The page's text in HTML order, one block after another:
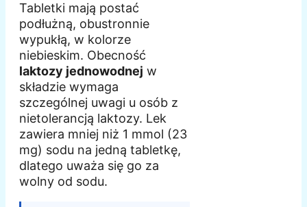
Tabletki mają postać
podłużną, obustronnie
wypukłą, w kolorze
niebieskim. Obecność
laktozy jednowodnej w
składzie wymaga
szczególnej uwagi u osób z
nietolerancją laktozy. Lek
zawiera mniej niż 1 mmol (23
mg) sodu na jedną tabletkę,
dlatego uważa się go za
wolny od sodu.